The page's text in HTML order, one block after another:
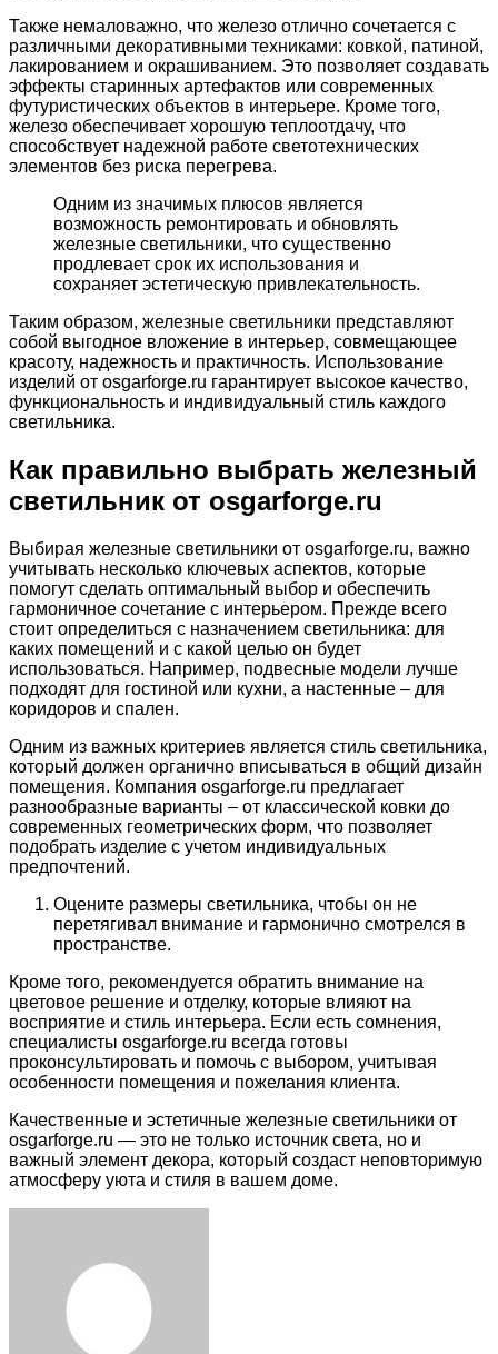
Также немаловажно, что железо отлично сочетается с
различными декоративными техниками: ковкой, патиной,
лакированием и окрашиванием. Это позволяет создавать
эффекты старинных артефактов или современных
футуристических объектов в интерьере. Кроме того,
железо обеспечивает хорошую теплоотдачу, что
способствует надежной работе светотехнических
элементов без риска перегрева.
Одним из значимых плюсов является
возможность ремонтировать и обновлять
железные светильники, что существенно
продлевает срок их использования и
сохраняет эстетическую привлекательность.
Таким образом, железные светильники представляют
собой выгодное вложение в интерьер, совмещающее
красоту, надежность и практичность. Использование
изделий от osgarforge.ru гарантирует высокое качество,
функциональность и индивидуальный стиль каждого
светильника.
Как правильно выбрать железный
светильник от osgarforge.ru
Выбирая железные светильники от osgarforge.ru, важно
учитывать несколько ключевых аспектов, которые
помогут сделать оптимальный выбор и обеспечить
гармоничное сочетание с интерьером. Прежде всего
стоит определиться с назначением светильника: для
каких помещений и с какой целью он будет
использоваться. Например, подвесные модели лучше
подходят для гостиной или кухни, а настенные – для
коридоров и спален.
Одним из важных критериев является стиль светильника,
который должен органично вписываться в общий дизайн
помещения. Компания osgarforge.ru предлагает
разнообразные варианты – от классической ковки до
современных геометрических форм, что позволяет
подобрать изделие с учетом индивидуальных
предпочтений.
Оцените размеры светильника, чтобы он не
перетягивал внимание и гармонично смотрелся в
пространстве.
Кроме того, рекомендуется обратить внимание на
цветовое решение и отделку, которые влияют на
восприятие и стиль интерьера. Если есть сомнения,
специалисты osgarforge.ru всегда готовы
проконсультировать и помочь с выбором, учитывая
особенности помещения и пожелания клиента.
Качественные и эстетичные железные светильники от
osgarforge.ru — это не только источник света, но и
важный элемент декора, который создаст неповторимую
атмосферу уюта и стиля в вашем доме.